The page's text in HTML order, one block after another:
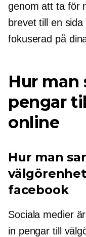
genom att ta för
brevet till en
fokuserad på
Hur man
pengar
online
Hur man
facebook
Sociala medier
in pengar till